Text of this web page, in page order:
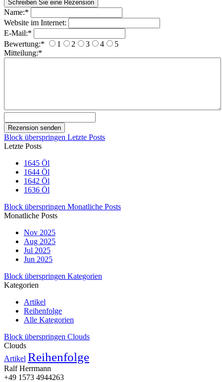
Name:*
Website im Internet:
E-Mail:*
Bewertung:* 1 2 3 4
5
Mitteilung:*
Block überspringen Letzte Posts
Letzte Posts
1645 Öl
1644 Öl
1642 Öl
1636 Öl
Block überspringen Monatliche Posts
Monatliche Posts
Nov 2025
Aug 2025
Jul 2025
Jun 2025
Block überspringen Kategorien
Kategorien
Artikel
Reihenfolge
Alle Kategorien
Block überspringen Clouds
Clouds
Artikel Reihenfolge
Ralf Herrmann
+49 1573 4944263